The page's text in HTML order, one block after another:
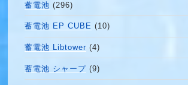
蓄電池 (296)
蓄電池 EP CUBE (10)
蓄電池 Libtower (4)
蓄電池 シャープ (9)